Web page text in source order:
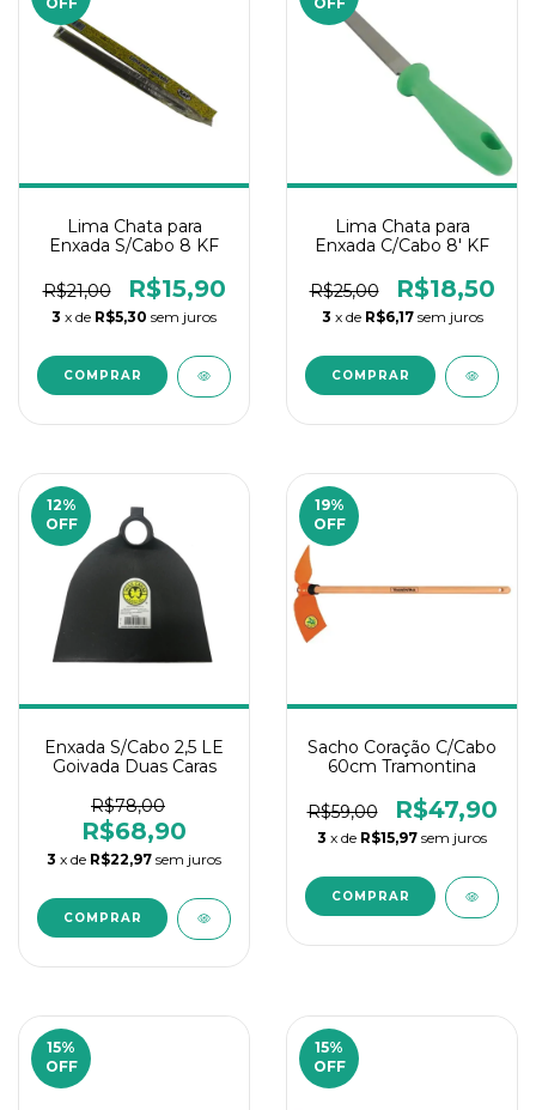
Lima Chata para
Enxada S/Cabo 8 KF
R$21,00 R$15,90
3 x de R$5,30 sem juros
Lima Chata para
Enxada C/Cabo 8' KF
R$25,00 R$18,50
3 x de R$6,17 sem juros
12%
OFF
Enxada S/Cabo 2,5 LE
Goivada Duas Caras
R$78,00
R$68,90
3 x de R$22,97 sem juros
19%
OFF
Sacho Coração C/Cabo
60cm Tramontina
R$59,00 R$47,90
3 x de R$15,97 sem juros
15%
OFF
15%
OFF